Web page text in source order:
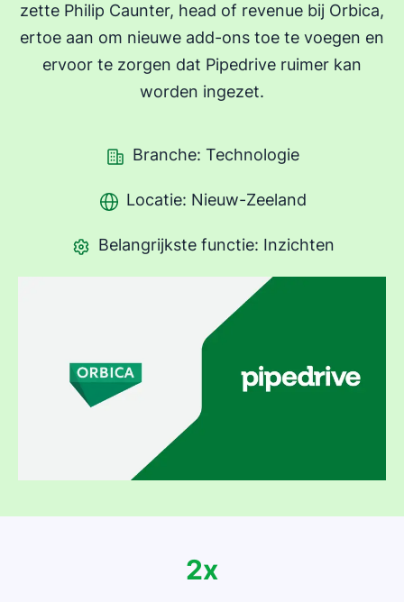
zette Philip Caunter, head of revenue bij Orbica,
ertoe aan om nieuwe add-ons toe te voegen en
ervoor te zorgen dat Pipedrive ruimer kan
worden ingezet.
Branche: Technologie
Locatie: Nieuw-Zeeland
Belangrijkste functie: Inzichten
2x